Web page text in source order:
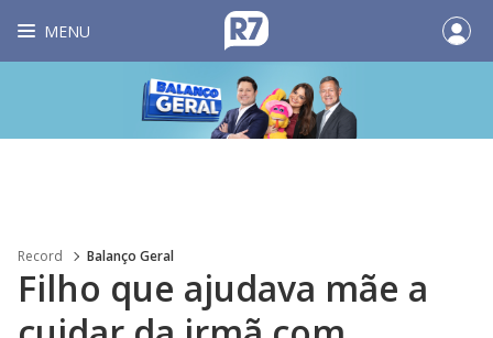
MENU
Record Balanço Geral
Filho que ajudava mãe a